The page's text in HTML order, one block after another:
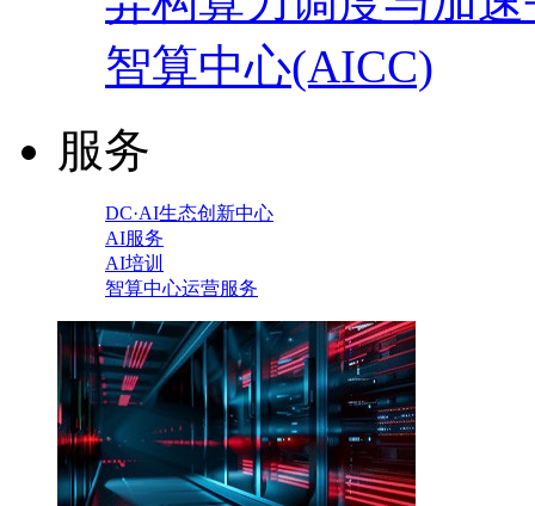
智算中心(AICC)
服务
DC·AI生态创新中心
AI服务
AI培训
智算中心运营服务